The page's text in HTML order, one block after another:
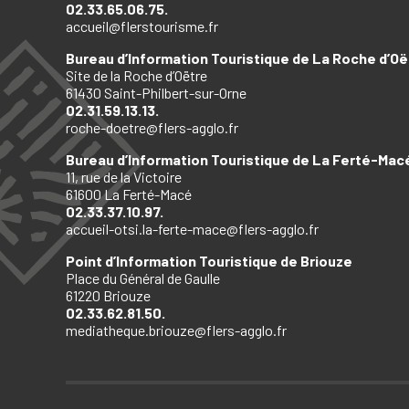
02.33.65.06.75.
accueil@flerstourisme.fr
Bureau d’Information Touristique de La Roche
Site de la Roche d’Oëtre
61430 Saint-Philbert-sur-Orne
02.31.59.13.13.
roche-doetre@flers-agglo.fr
Bureau d’Information Touristique de La Ferté-
11, rue de la Victoire
61600 La Ferté-Macé
02.33.37.10.97.
accueil-otsi.la-ferte-mace@flers-agglo.fr
Point d’Information Touristique de Briouze
Place du Général de Gaulle
61220 Briouze
02.33.62.81.50.
mediatheque.briouze@flers-agglo.fr